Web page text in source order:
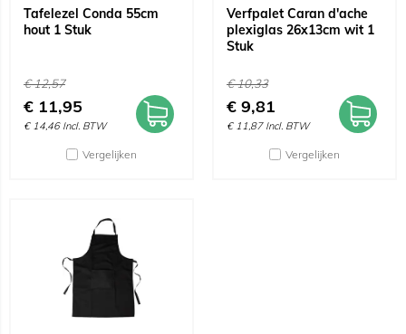
Tafelezel Conda 55cm
hout 1 Stuk
€12,57
€ 11,95
€ 14,46 Incl. BTW
Vergelijken
Verfpalet Caran d'ache
plexiglas 26x13cm wit 1
Stuk
€10,33
€ 9,81
€ 11,87 Incl. BTW
Vergelijken